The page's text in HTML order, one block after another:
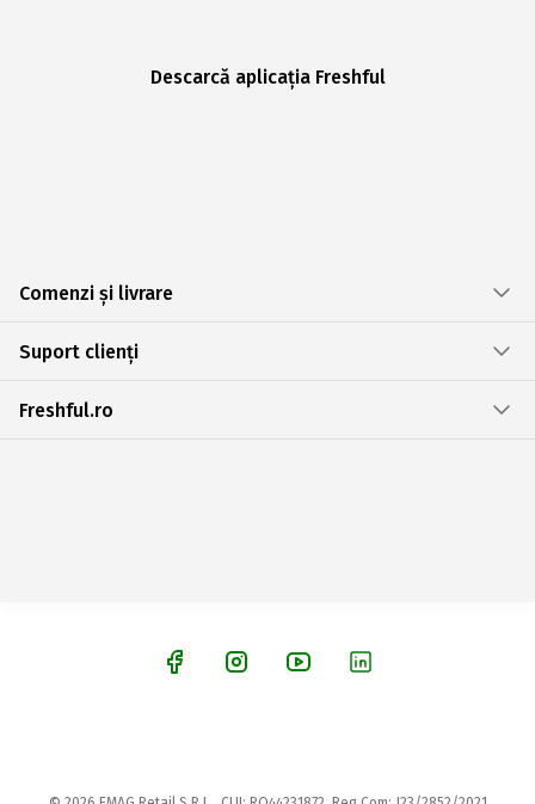
Descarcă aplicația Freshful
Comenzi și livrare
Suport clienți
Freshful.ro